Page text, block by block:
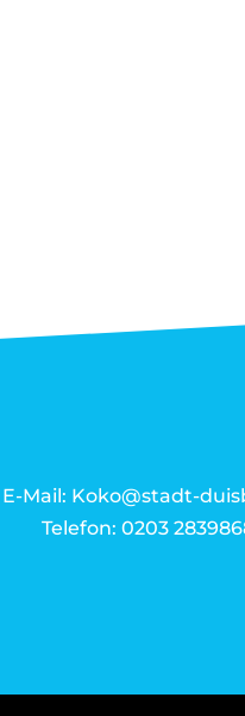
E-Mail: Koko@stadt-
Telefon: 0203